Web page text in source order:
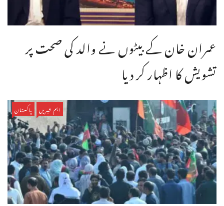
عمران خان کے بیٹوں نے والد کی صحت پر
تشویش کا اظہار کر دیا
اہم خبریں پاکستان